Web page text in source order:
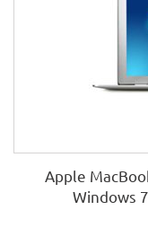
Apple
Windows